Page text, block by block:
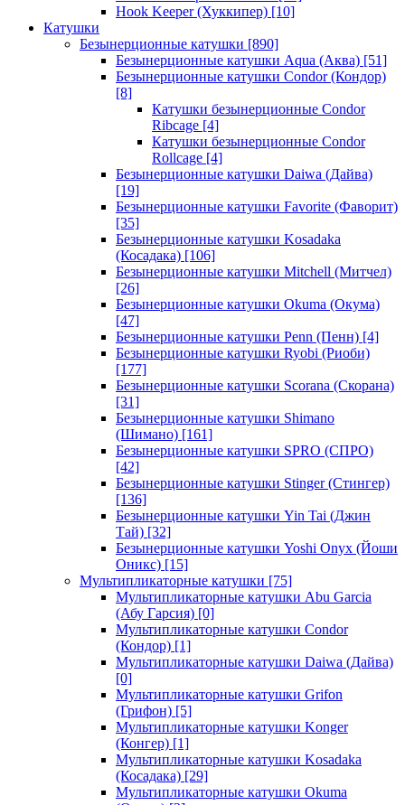
Hook Keeper (Хуккипер) [10]
Катушки
Безынерционные катушки [890]
Безынерционные катушки Aqua (Аква) [51]
Безынерционные катушки Condor (Кондор)
[8]
Катушки безынерционные Condor
Ribcage [4]
Катушки безынерционные Condor
Rollcage [4]
Безынерционные катушки Daiwa (Дайва)
[19]
Безынерционные катушки Favorite (Фаворит)
[35]
Безынерционные катушки Kosadaka
(Косадака) [106]
Безынерционные катушки Mitchell (Митчел)
[26]
Безынерционные катушки Okuma (Окума)
[47]
Безынерционные катушки Penn (Пенн) [4]
Безынерционные катушки Ryobi (Риоби)
[177]
Безынерционные катушки Scorana (Скорана)
[31]
Безынерционные катушки Shimano
(Шимано) [161]
Безынерционные катушки SPRO (СПРО)
[42]
Безынерционные катушки Stinger (Стингер)
[136]
Безынерционные катушки Yin Tai (Джин
Тай) [32]
Безынерционные катушки Yoshi Onyx (Йоши
Оникс) [15]
Мультипликаторные катушки [75]
Мультипликаторные катушки Abu Garcia
(Абу Гарсия) [0]
Мультипликаторные катушки Condor
(Кондор) [1]
Мультипликаторные катушки Daiwa (Дайва)
[0]
Мультипликаторные катушки Grifon
(Грифон) [5]
Мультипликаторные катушки Konger
(Конгер) [1]
Мультипликаторные катушки Kosadaka
(Косадака) [29]
Мультипликаторные катушки Okuma